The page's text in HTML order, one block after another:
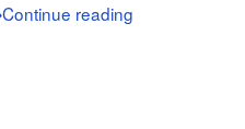
Continue reading